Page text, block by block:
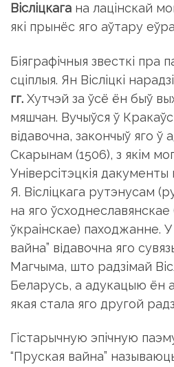
Вiслiцкага на лацiнскай
якi прынёс яго аўтару
Бiяграфiчныя звесткi пра
сцiплыя. Ян Вiслiцкi
гг. Хутчэй за ўсё ён быў
мяшчан. Вучыўся ў
вiдавочна, закончыў яго ў
Скарынам (1506), з якiм
Унiверсiтэцкiя дакументы
Я. Вiслiцкага рутэнусам
на яго
ўкраiнскае) паходжанне.
вайна” відавочна яго
Магчыма, што радзiмай
Беларусь, а адукацыю ён
якая стала яго другой
Гiстарычную эпiчную
“Пруская вайна”